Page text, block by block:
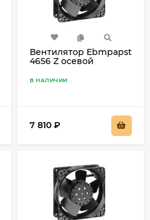
Вентилятор Ebmpapst
4656 Z осевой
В НАЛИЧИИ
7 810